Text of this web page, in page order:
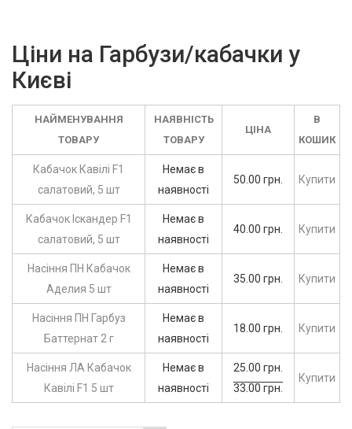
Ціни на Гарбузи/кабачки у
Києві
НАЙМЕНУВАННЯ
ТОВАРУ
НАЯВНІСТЬ
ТОВАРУ
ЦІНА
В
КОШИК
Кабачок Кавілі F1
салатовий, 5 шт
Немає в
наявності
50.00 грн. Купити
Кабачок Іскандер F1
салатовий, 5 шт
Немає в
наявності
40.00 грн. Купити
Насіння ПН Кабачок
Аделия 5 шт
Немає в
наявності
35.00 грн. Купити
Насіння ПН Гарбуз
Баттернат 2 г
Немає в
наявності
18.00 грн. Купити
Насіння ЛА Кабачок
Кавілі F1 5 шт
Немає в
наявності
25.00 грн.
33.00 грн.
Купити